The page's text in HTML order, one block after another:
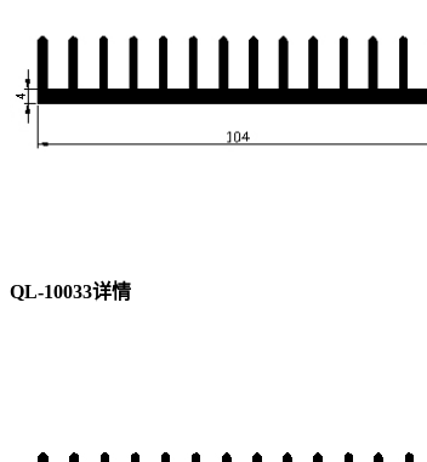
QL-10033详情